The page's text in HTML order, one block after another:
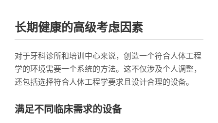
长期健康的高级考虑因素
对于牙科诊所和培训中心来说，创造一个符合人体工程
学的环境需要一个系统的方法。这不仅涉及个人调整，
还包括选择符合人体工程学要求且设计合理的设备。
满足不同临床需求的设备